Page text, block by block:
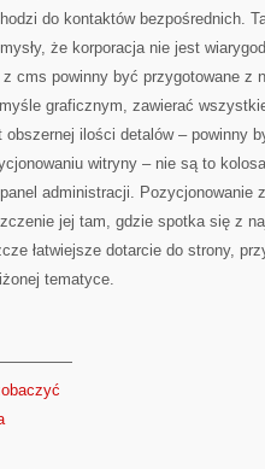
do kontaktów bezpośrednich.
że korporacja nie jest
cms powinny być przygotowane z
graficznym, zawierać
obszernej ilości detalów – powinny
witryny – nie są to
administracji. Pozycjonowanie
jej tam, gdzie spotka się z
łatwiejsze dotarcie do strony,
tematyce.